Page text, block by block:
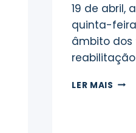
19 de abril,
quinta-
âmbito dos
LER MAIS OBRA